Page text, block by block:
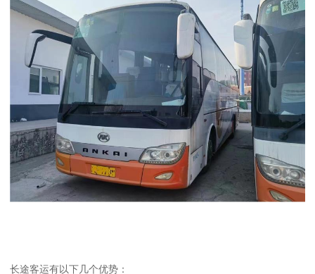
长途客运有以下几个优势：